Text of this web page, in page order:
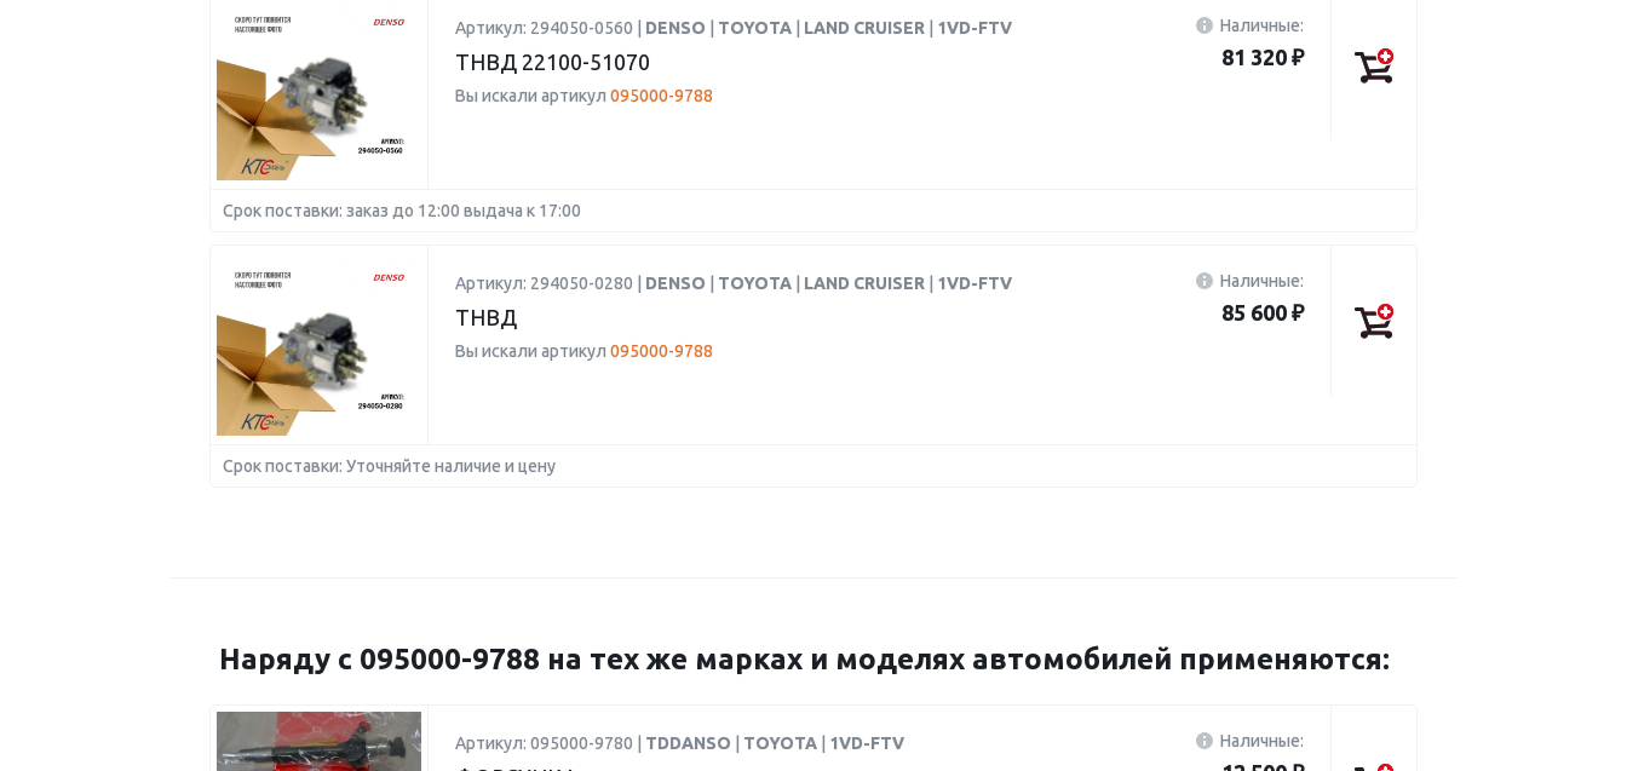
Артикул: 294050-0560 | DENSO TOYOTA LAND CRUISER 1VD-FTV
ТНВД 22100-51070
Вы искали артикул 095000-9788
Наличные:
81 320 ₽
Срок поставки: заказ до 12:00 выдача к 17:00
Артикул: 294050-0280 | DENSO TOYOTA LAND CRUISER 1VD-FTV
ТНВД
Вы искали артикул 095000-9788
Наличные:
85 600 ₽
Срок поставки: Уточняйте наличие и цену
Наряду с 095000-9788 на тех же марках и моделях автомобилей применяются:
Артикул: 095000-9780 | TDDANSO TOYOTA 1VD-FTV Наличные: